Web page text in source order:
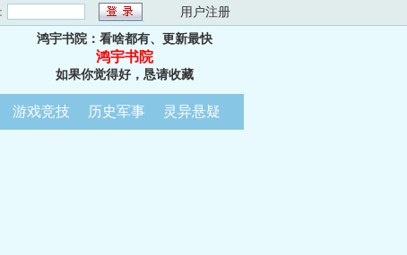
用户注册
鸿宇书院：看啥都有、更新最快
鸿宇书院
如果你觉得好，恳请收藏
游戏竞技 历史军事 灵异悬疑